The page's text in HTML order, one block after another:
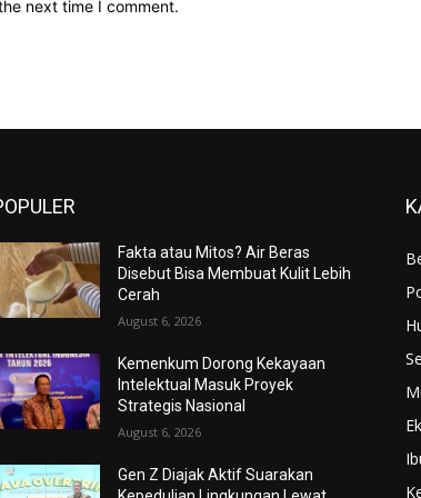
next time I comment.
Fakta atau Mitos? Air Beras
Disebut Bisa Membuat Kulit Lebih
Cerah
August 6, 2026
Kemenkum Dorong Kekayaan
Intelektual Masuk Proyek
Strategis Nasional
August 6, 2026
Gen Z Diajak Aktif Suarakan